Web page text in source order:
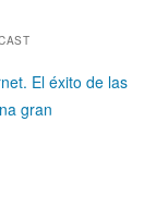
El éxito de las
gran